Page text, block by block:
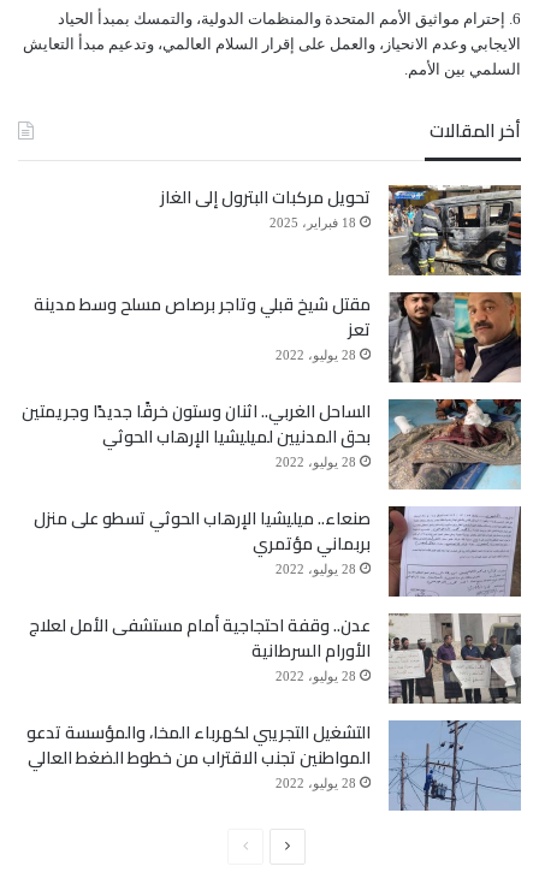
ﺇﺣﺘﺮﺍﻡ ﻣﻮﺍﺛﻴﻖ الأﻣﻢ ﺍﻟﻤﺘﺤﺪﺓ ﻭﺍﻟﻤﻨﻈﻤﺎﺕ ﺍﻟﺪﻭﻟﻴﺔ، ﻭﺍﻟﺘﻤﺴﻚ ﺑﻤﺒﺪﺃ ﺍﻟﺤﻴﺎﺩ
ﺍﻻﻳﺠﺎﺑﻲ ﻭﻋﺪﻡ ﺍﻻﻧﺤﻴﺎﺯ، ﻭﺍﻟﻌﻤﻞ ﻋﻠﻰ ﺇﻗﺮﺍﺭ ﺍﻟﺴﻼﻡ ﺍﻟﻌﺎﻟﻤﻲ، ﻭﺗﺪﻋﻴﻢ ﻣﺒﺪﺃ ﺍﻟﺘﻌﺎﻳﺶ
ﺍﻟﺴﻠﻤﻲ ﺑﻴﻦ ﺍﻷﻣﻢ.
أخر المقالات
تحويل مركبات البترول إلى الغاز
18 فبراير، 2025
مقتل شيخ قبلي وتاجر برصاص مسلح وسط مدينة
تعز
28 يوليو، 2022
الساحل الغربي.. اثنان وستون خرقًا جديدًا وجريمتين
بحق المدنيين لميليشيا الإرهاب الحوثي
28 يوليو، 2022
صنعاء.. ميليشيا الإرهاب الحوثي تسطو على منزل
بربماني مؤتمري
28 يوليو، 2022
عدن.. وقفة احتجاجية أمام مستشفى الأمل لعلاج
الأورام السرطانية
28 يوليو، 2022
التشغيل التجريبي لكهرباء المخا، والمؤسسة تدعو
المواطنين تجنب الاقتراب من خطوط الضغط العالي
28 يوليو، 2022
الصفحةالصفحة